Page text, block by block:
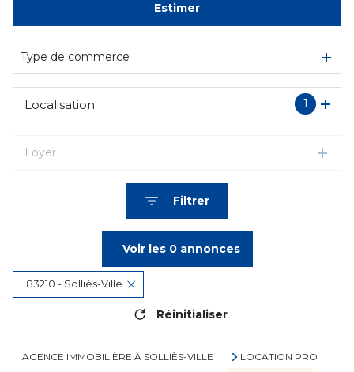
De l'immo pro
Estimer
Type de commerce
1
Localisation
Loyer
Filtrer
Voir les 0annonces
83210 - Solliès-Ville
Réinitialiser
AGENCE IMMOBILIÈRE À SOLLIÈS-VILLE
LOCATION PRO